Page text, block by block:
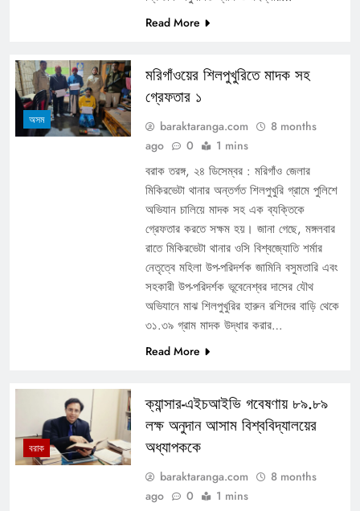
Read More
অসম
মরিগাঁওয়ের শিলপুখুরিতে মাদক সহ
গ্রেফতার ১
baraktaranga.com
8 months
ago
0 1 mins
বরাক তরঙ্গ, ২৪ ডিসেম্বর : মরিগাঁও জেলার
মিকিরভেটা থানার অন্তর্গত শিলপুখুরি গ্রামে পুলিশে
অভিযান চালিয়ে মাদক সহ এক ব্যক্তিকে
গ্রেফতার করতে সক্ষম হয়। জানা গেছে, মঙ্গলবার
রাতে মিকিরভেটা থানার ওসি বিশ্বজ্যোতি শর্মার
নেতৃত্বে মহিলা উপ-পরিদর্শক জামিনি বসুমতারি এবং
সহকারী উপ-পরিদর্শক ভূবেনেশ্বর দাসের যৌথ
অভিযানে মাঝ শিলপুখুরির হারুন রশিদের বাড়ি থেকে
৩১.৩৯ গ্রাম মাদক উদ্ধার করার…
Read More
বরাক
ক্যান্সার-এইচআইভি গবেষণায় ৮৯.৮৯
লক্ষ অনুদান আসাম বিশ্ববিদ্যালয়ের
অধ্যাপককে
baraktaranga.com
8 months
ago
0 1 mins